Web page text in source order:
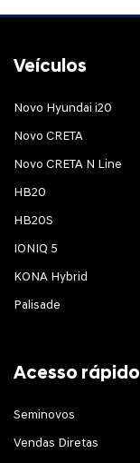
Veículos
Novo Hyundai i20
Novo CRETA
Novo CRETA N Line
HB20
HB20S
IONIQ 5
KONA Hybrid
Palisade
Acesso rápido
Seminovos
Vendas Diretas